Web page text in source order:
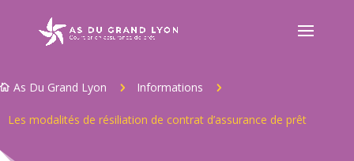
 As Du Grand Lyon 5 Informations 5
Les modalités de résiliation de contrat d’assurance de prêt